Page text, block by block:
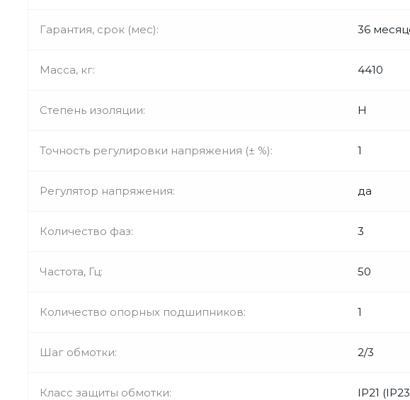
Гарантия, срок (мес): 36
Масса, кг: 4410
Степень изоляции: Н
Точность регулировки напряжения (± %): 1
Регулятор напряжения: да
Количество фаз: 3
Частота, Гц: 50
Количество опорных подшипников: 1
Шаг обмотки: 2/3
Класс защиты обмотки: IP21